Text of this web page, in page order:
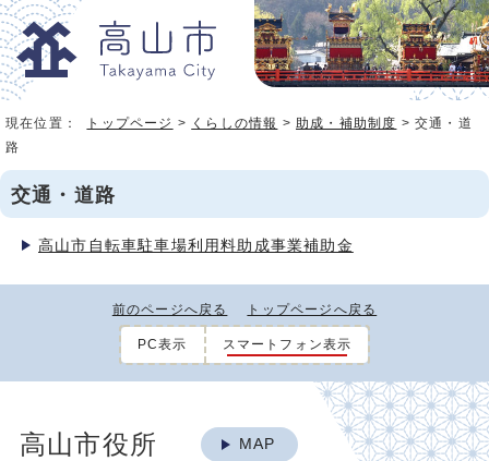
現在位置： トップページ > くらしの情報 >助成・補助制度 > 交通・道
路
交通・道路
高山市自転車駐車場利用料助成事業補助金
前のページへ戻る トップページへ戻る
PC表示 スマートフォン表示
高山市役所 MAP